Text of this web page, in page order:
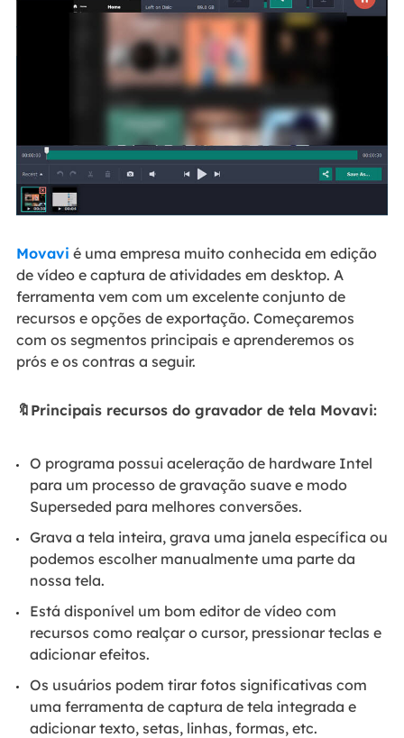
Movavi é uma empresa muito conhecida em edição
de vídeo e captura de atividades em desktop. A
ferramenta vem com um excelente conjunto de
recursos e opções de exportação. Começaremos
com os segmentos principais e aprenderemos os
prós e os contras a seguir.
🔖Principais recursos do gravador de tela Movavi:
O programa possui aceleração de hardware Intel
para um processo de gravação suave e modo
Superseded para melhores conversões.
Grava a tela inteira, grava uma janela específica ou
podemos escolher manualmente uma parte da
nossa tela.
Está disponível um bom editor de vídeo com
recursos como realçar o cursor, pressionar teclas e
adicionar efeitos.
Os usuários podem tirar fotos significativas com
uma ferramenta de captura de tela integrada e
adicionar texto, setas, linhas, formas, etc.